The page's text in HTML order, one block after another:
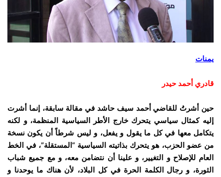
يمنات
قادري أحمد حيدر
حين أشرتُ للقاضي أحمد سيف حاشد في مقالة سابقة، إنما أشرت
إليه كمثال سياسي يتحرك خارج الأطر السياسية المنظمة، و لكنه
يتكامل معها في كل ما يقول و يفعل، و ليس شرطاً أن يكون نسخة
من عضو الحزب، هو يتحرك بذاتيته السياسية “المستقلة”، في الخط
العام للإصلاح و التغيير، و علينا أن نتضامن معه، و مع جميع شباب
الثورة، و رجال الكلمة الحرة في كل البلاد، لأن هناك ما يوحدنا و